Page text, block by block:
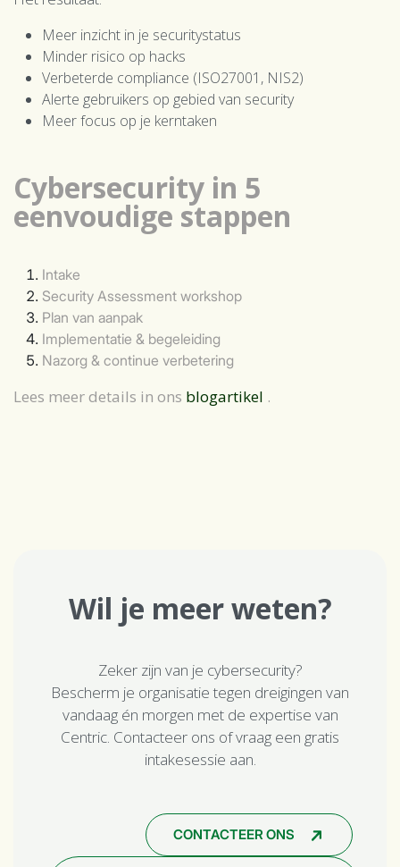
Meer inzicht in je securitystatus
Minder risico op hacks
Verbeterde compliance (ISO27001, NIS2)
Alerte gebruikers op gebied van security
Meer focus op je kerntaken
Cybersecurity in 5
eenvoudige stappen
Intake
Security Assessment workshop
Plan van aanpak
Implementatie & begeleiding
Nazorg & continue verbetering
Lees meer details in ons blogartikel .
Wil je meer weten?
Zeker zijn van je cybersecurity?
Bescherm je organisatie tegen dreigingen van
vandaag én morgen met de expertise van
Centric. Contacteer ons of vraag een gratis
intakesessie aan.
CONTACTEER ONS